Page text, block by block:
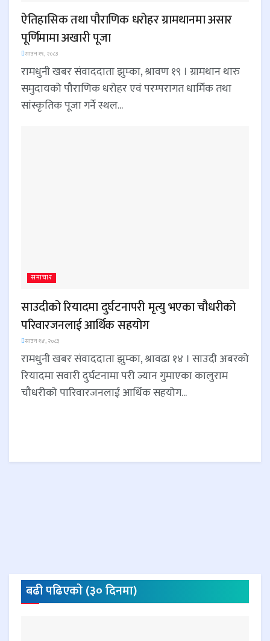
ऐतिहासिक तथा पौराणिक धरोहर ग्रामथानमा असार
पूर्णिमामा अखारी पूजा
साउन १९, २०८३
रामधुनी खबर संवाददाता झुम्का, श्रावण १९ । ग्रामथान थारु
समुदायको पौराणिक धरोहर एवं परम्परागत धार्मिक तथा
सांस्कृतिक पूजा गर्ने स्थल...
समाचार
साउदीको रियादमा दुर्घटनापरी मृत्यु भएका चौधरीको
परिवारजनलाई आर्थिक सहयोग
साउन १४, २०८३
रामधुनी खबर संवाददाता झुम्का, श्रावढा १४ । साउदी अबरको
रियादमा सवारी दुर्घटनामा परी ज्यान गुमाएका कालुराम
चौधरीको पारिवारजनलाई आर्थिक सहयोग...
बढी पढिएकाे (३० दिनमा)